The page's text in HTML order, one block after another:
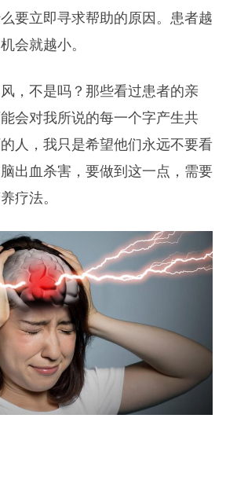
要立即寻求帮助的原因。患者越
会就越小。
，不是吗？那些看过患者的亲
会对我所说的每一个字产生共
人，我只是希望他们永远不要看
出血杀害，要做到这一点，需要
疗法。